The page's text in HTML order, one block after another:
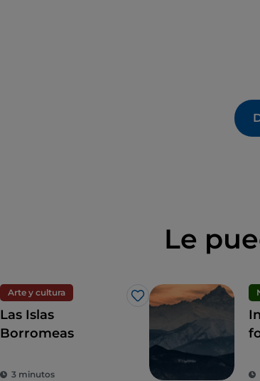
Le
Arte y cultura
Me gusta
Las Islas
Borromeas
3 minutos